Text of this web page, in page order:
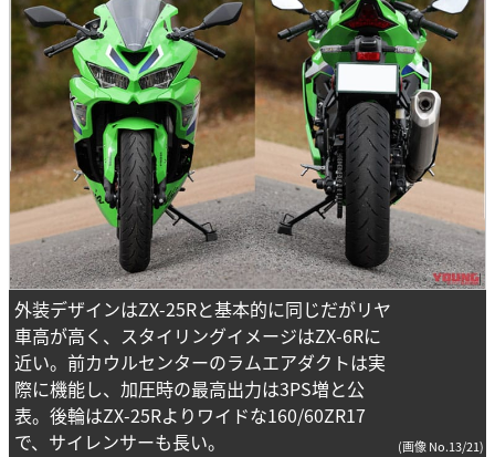
外装デザインはZX-25Rと基本的に同じだがリヤ
車高が高く、スタイリングイメージはZX-6Rに
近い。前カウルセンターのラムエアダクトは実
際に機能し、加圧時の最高出力は3PS増と公
表。後輪はZX-25Rよりワイドな160/60ZR17
で、サイレンサーも長い。
(画像 No.13/21)